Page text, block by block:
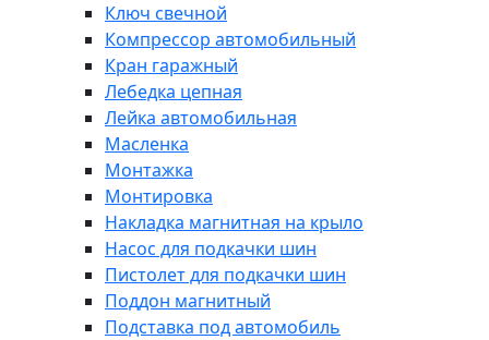
Ключ свечной
Компрессор автомобильный
Кран гаражный
Лебедка цепная
Лейка автомобильная
Масленка
Монтажка
Монтировка
Накладка магнитная на крыло
Насос для подкачки шин
Пистолет для подкачки шин
Поддон магнитный
Подставка под автомобиль